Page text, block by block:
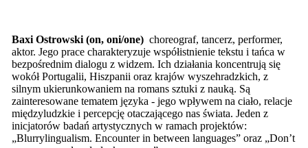
Baxi Ostrowski (on, oni/one) choreograf, tancerz, performer,
aktor. Jego prace charakteryzuje współistnienie tekstu i tańca w
bezpośrednim dialogu z widzem. Ich działania koncentrują się
wokół Portugalii, Hiszpanii oraz krajów wyszehradzkich, z
silnym ukierunkowaniem na romans sztuki z nauką. Są
zainteresowane tematem języka - jego wpływem na ciało, relacje
międzyludzkie i percepcję otaczającego nas świata. Jeden z
inicjatorów badań artystycznych w ramach projektów:
„Blurrylingualism. Encounter in between languages” oraz „Don’t